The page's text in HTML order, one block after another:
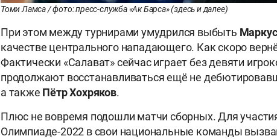
Томи Ламса / фото: пресс-служба «Ак Барса» (здесь и далее)
При этом между турнирами умудрился выбыть
качестве центрального нападающего. Как скоро
Фактически «Салават» сейчас играет без девяти
продолжают восстанавливаться ещё не
а также Пётр Хохряков.
Плюс не вовремя подошли матчи сборных. Для
Олимпиаде-2022 в свои национальные команды